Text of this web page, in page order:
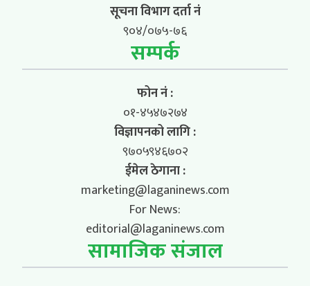
सूचना विभाग दर्ता नं
९०४/०७५-७६
सम्पर्क
फोन नं :
०१-४५४७२७४
विज्ञापनको लागि :
९७०५९४६७०२
ईमेल ठेगाना :
marketing@laganinews.com
For News:
editorial@laganinews.com
सामाजिक संजाल